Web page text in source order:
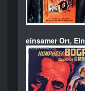
einsamer Ort, Ein